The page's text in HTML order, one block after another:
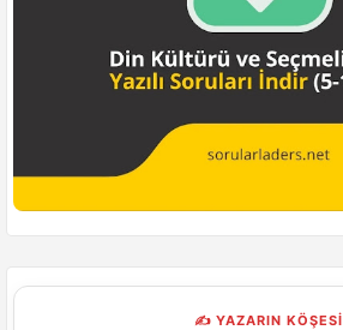
✍ YAZARIN KÖŞESİ